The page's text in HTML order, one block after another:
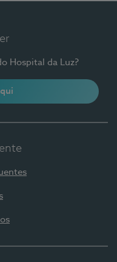
Hospital da Luz?